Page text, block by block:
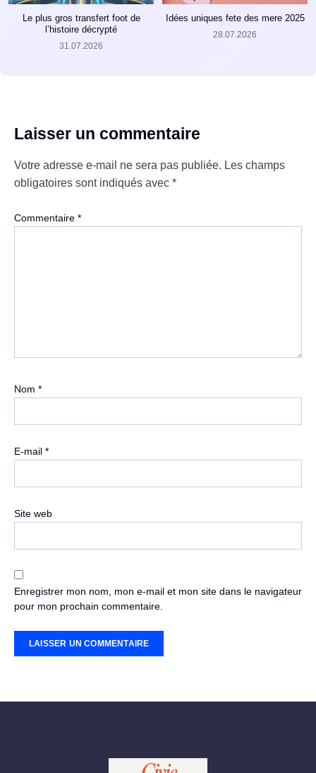
Le plus gros transfert foot de
l’histoire décrypté
31.07.2026
Idées uniques fete des mere 2025
28.07.2026
Laisser un commentaire
Votre adresse e-mail ne sera pas publiée. Les champs
obligatoires sont indiqués avec *
Commentaire *
Nom *
E-mail *
Site web
Enregistrer mon nom, mon e-mail et mon site dans le navigateur
pour mon prochain commentaire.